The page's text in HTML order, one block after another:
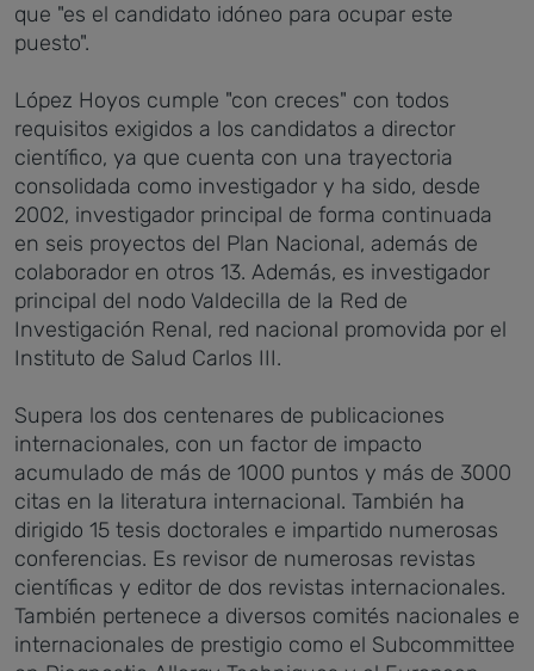
que "es el candidato idóneo para ocupar este
puesto".
López Hoyos cumple "con creces" con todos
requisitos exigidos a los candidatos a director
científico, ya que cuenta con una trayectoria
consolidada como investigador y ha sido, desde
2002, investigador principal de forma continuada
en seis proyectos del Plan Nacional, además de
colaborador en otros 13. Además, es investigador
principal del nodo Valdecilla de la Red de
Investigación Renal, red nacional promovida por el
Instituto de Salud Carlos III.
Supera los dos centenares de publicaciones
internacionales, con un factor de impacto
acumulado de más de 1000 puntos y más de 3000
citas en la literatura internacional. También ha
dirigido 15 tesis doctorales e impartido numerosas
conferencias. Es revisor de numerosas revistas
científicas y editor de dos revistas internacionales.
También pertenece a diversos comités nacionales e
internacionales de prestigio como el Subcommittee